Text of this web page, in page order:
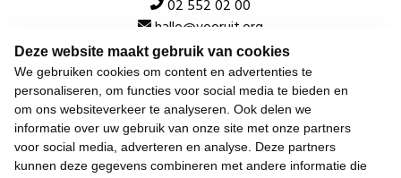
Deze website maakt gebruik van cookies
We gebruiken cookies om content en advertenties te
personaliseren, om functies voor social media te bieden en
om ons websiteverkeer te analyseren. Ook delen we
informatie over uw gebruik van onze site met onze partners
voor social media, adverteren en analyse. Deze partners
kunnen deze gegevens combineren met andere informatie die
02 552 02 00
hallo@vooruit.org
Snel
Over de beweging
Algemeen